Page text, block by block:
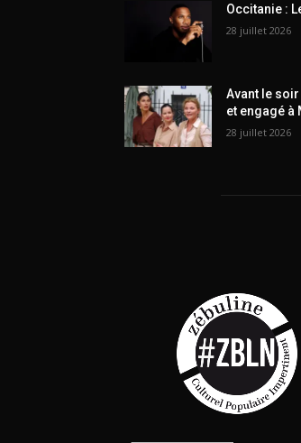
Occitanie :
28 juillet 2026
Avant le soir
et engagé à
28 juillet 2026